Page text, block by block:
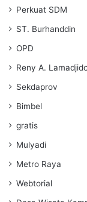
Perkuat SDM
ST. Burhanddin
OPD
Reny A.
Sekdaprov
Bimbel
gratis
Mulyadi
Metro Raya
Webtorial